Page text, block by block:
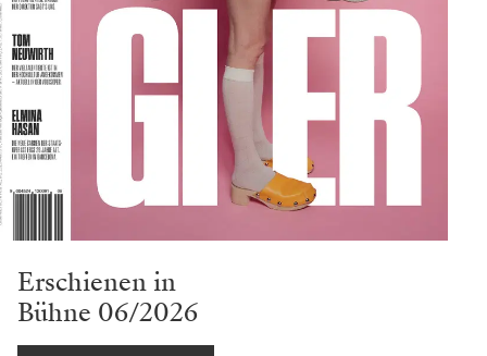
Erschienen in
Bühne 06/2026